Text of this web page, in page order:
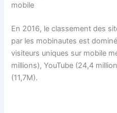
mobile
En 2016, le classement des
par les mobinautes est
visiteurs uniques sur mobile
millions), YouTube (24,4
(11,7M).